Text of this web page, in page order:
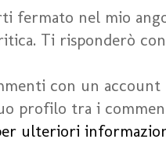
fermato nel mio
Ti risponderò
con un account
profilo tra i
ulteriori